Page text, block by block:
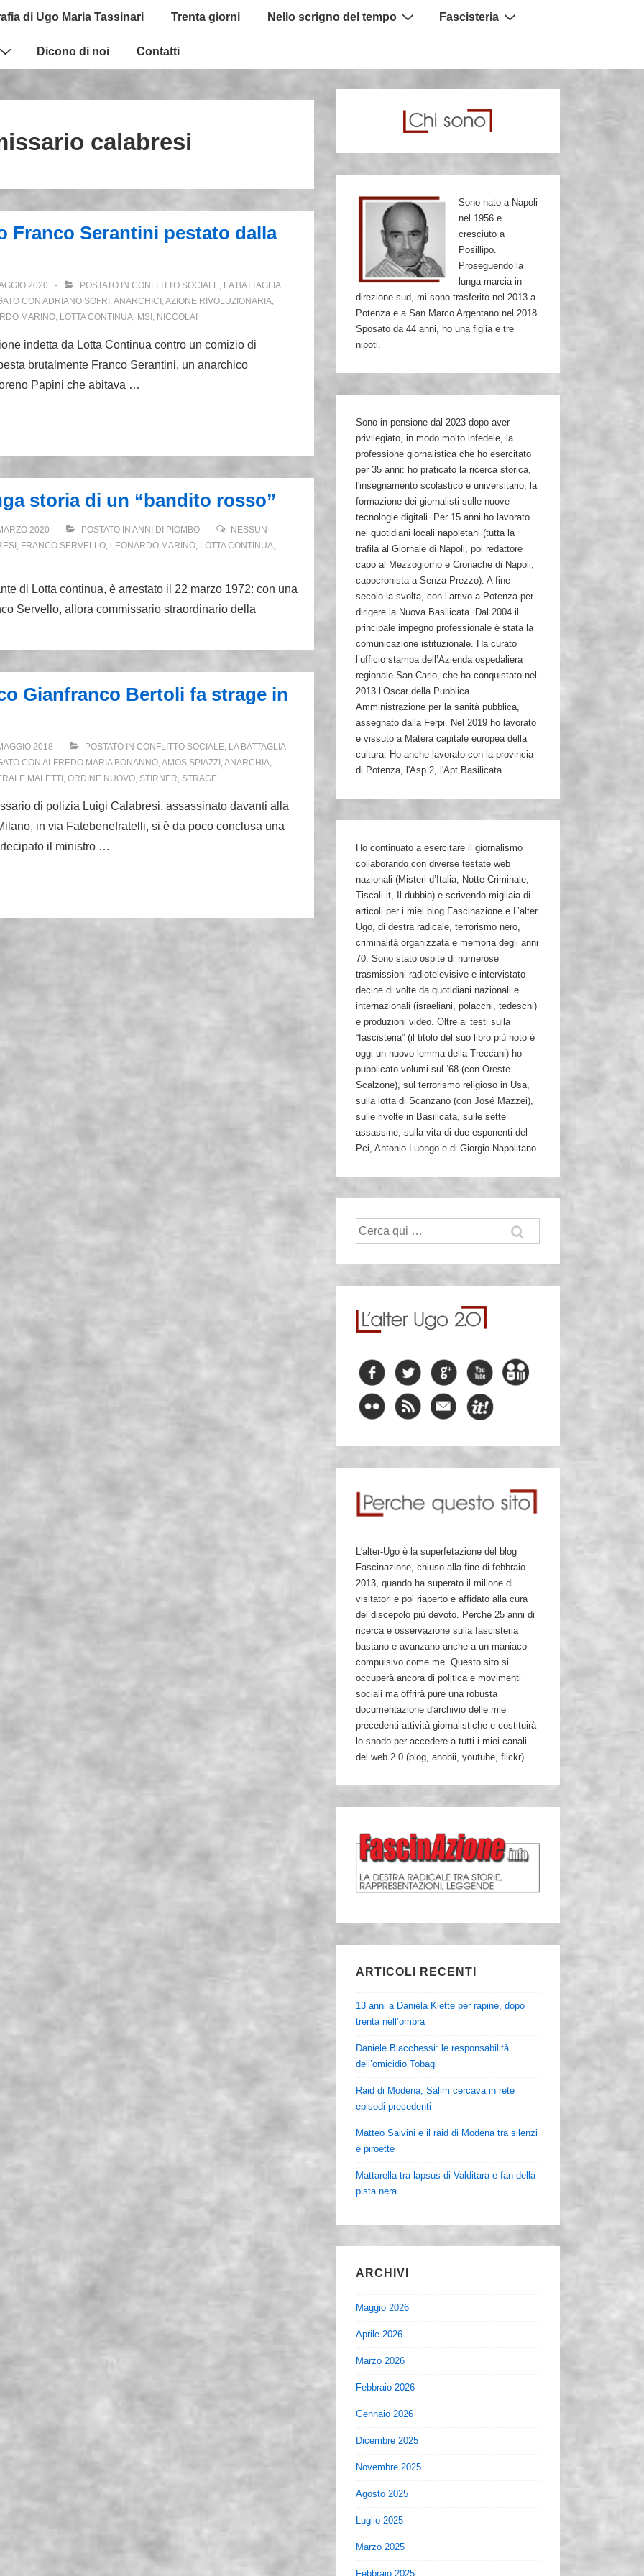
di Ugo Maria Tassinari Trenta giorni Nello scrigno del tempo Fascisteria
Dicono di noi Contatti
calabresi
Franco Serantini pestato dalla
2020 POSTATO IN CONFLITTO SOCIALE, LA BATTAGLIA
CON ADRIANO SOFRI ,ANARCHICI ,AZIONE RIVOLUZIONARIA,
MARINO, LOTTA CONTINUA, MSI , NICCOLAI
indetta da Lotta Continua contro un comizio di
brutalmente Franco Serantini, un anarchico
Papini che abitava …
storia di un “bandito rosso”
2020 POSTATO IN ANNI DI PIOMBO
NESSUN
, FRANCO SERVELLO, LEONARDO MARINO, LOTTA CONTINUA,
di Lotta continua, è arrestato il 22 marzo 1972: con una
Servello, allora commissario straordinario della
Gianfranco Bertoli fa strage in
2018 POSTATO IN CONFLITTO SOCIALE, LA BATTAGLIA
CON ALFREDO MARIA BONANNO,AMOS SPIAZZI ,ANARCHIA,
MALETTI , ORDINE NUOVO, STIRNER, STRAGE
di polizia Luigi Calabresi, assassinato davanti alla
in via Fatebenefratelli, si è da poco conclusa una
il ministro …
Sono nato a Napoli
nel 1956 e
cresciuto a
Posillipo.
Proseguendo la
lunga marcia in
direzione sud, mi sono trasferito nel 2013 a
Potenza e a San Marco Argentano nel 2018.
Sposato da 44 anni, ho una figlia e tre
nipoti.
Sono in pensione dal 2023 dopo aver
privilegiato, in modo molto infedele, la
professione giornalistica che ho esercitato
per 35 anni: ho praticato la ricerca storica,
l'insegnamento scolastico e universitario, la
formazione dei giornalisti sulle nuove
tecnologie digitali. Per 15 anni ho lavorato
nei quotidiani locali napoletani (tutta la
trafila al Giornale di Napoli, poi redattore
capo al Mezzogiorno e Cronache di Napoli,
capocronista a Senza Prezzo). A fine
secolo la svolta, con l’arrivo a Potenza per
dirigere la Nuova Basilicata. Dal 2004 il
principale impegno professionale è stata la
comunicazione istituzionale. Ha curato
l’ufficio stampa dell’Azienda ospedaliera
regionale San Carlo, che ha conquistato nel
2013 l’Oscar della Pubblica
Amministrazione per la sanità pubblica,
assegnato dalla Ferpi. Nel 2019 ho lavorato
e vissuto a Matera capitale europea della
cultura. Ho anche lavorato con la provincia
di Potenza, l'Asp 2, l'Apt Basilicata.
Ho continuato a esercitare il giornalismo
collaborando con diverse testate web
nazionali (Misteri d’Italia, Notte Criminale,
Tiscali.it, Il dubbio) e scrivendo migliaia di
articoli per i miei blog Fascinazione e L’alter
Ugo, di destra radicale, terrorismo nero,
criminalità organizzata e memoria degli anni
70. Sono stato ospite di numerose
trasmissioni radiotelevisive e intervistato
decine di volte da quotidiani nazionali e
internazionali (israeliani, polacchi, tedeschi)
e produzioni video. Oltre ai testi sulla
“fascisteria” (il titolo del suo libro più noto è
oggi un nuovo lemma della Treccani) ho
pubblicato volumi sul ‘68 (con Oreste
Scalzone), sul terrorismo religioso in Usa,
sulla lotta di Scanzano (con José Mazzei),
sulle rivolte in Basilicata, sulle sette
assassine, sulla vita di due esponenti del
Pci, Antonio Luongo e di Giorgio Napolitano.
Cerca:
L'alter-Ugo è la superfetazione del blog
Fascinazione, chiuso alla fine di febbraio
2013, quando ha superato il milione di
visitatori e poi riaperto e affidato alla cura
del discepolo più devoto. Perché 25 anni di
ricerca e osservazione sulla fascisteria
bastano e avanzano anche a un maniaco
compulsivo come me. Questo sito si
occuperà ancora di politica e movimenti
sociali ma offrirà pure una robusta
documentazione d'archivio delle mie
precedenti attività giornalistiche e costituirà
lo snodo per accedere a tutti i miei canali
del web 2.0 (blog, anobii, youtube, flickr)
ARTICOLI RECENTI
13 anni a Daniela Klette per rapine, dopo
trenta nell’ombra
Daniele Biacchessi: le responsabilità
dell’omicidio Tobagi
Raid di Modena, Salim cercava in rete
episodi precedenti
Matteo Salvini e il raid di Modena tra silenzi
e piroette
Mattarella tra lapsus di Valditara e fan della
pista nera
ARCHIVI
Maggio 2026
Aprile 2026
Marzo 2026
Febbraio 2026
Gennaio 2026
Dicembre 2025
Novembre 2025
Agosto 2025
Luglio 2025
Marzo 2025
Febbraio 2025